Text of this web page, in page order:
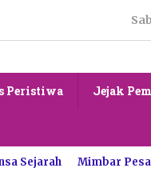
Peristiwa Jejak
Sejarah Mimbar